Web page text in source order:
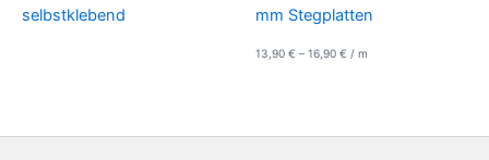
selbstklebend
mm Stegplatten
13,90 € – 16,90 € / m